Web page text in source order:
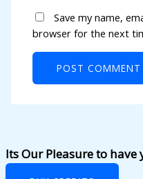
Save my name,
browser for the next
Its Our Pleasure to